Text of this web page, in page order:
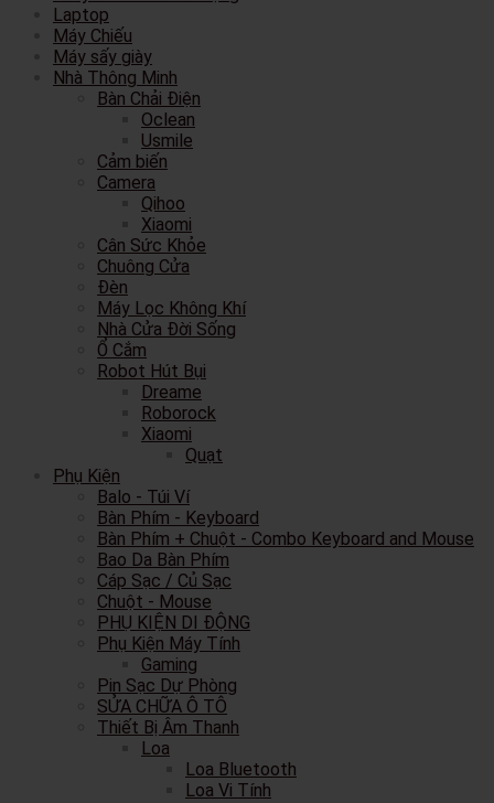
Laptop
Máy Chiếu
Máy sấy giày
Nhà Thông Minh
Bàn Chải Điện
Oclean
Usmile
Cảm biến
Camera
Qihoo
Xiaomi
Cân Sức Khỏe
Chuông Cửa
Đèn
Máy Lọc Không Khí
Nhà Cửa Đời Sống
Ổ Cắm
Robot Hút Bụi
Dreame
Roborock
Xiaomi
Quạt
Phụ Kiện
Balo - Túi Ví
Bàn Phím - Keyboard
Bàn Phím + Chuột - Combo Keyboard and Mouse
Bao Da Bàn Phím
Cáp Sạc / Củ Sạc
Chuột - Mouse
PHỤ KIỆN DI ĐỘNG
Phụ Kiện Máy Tính
Gaming
Pin Sạc Dự Phòng
SỬA CHỮA Ô TÔ
Thiết Bị Âm Thanh
Loa
Loa Bluetooth
Loa Vi Tính